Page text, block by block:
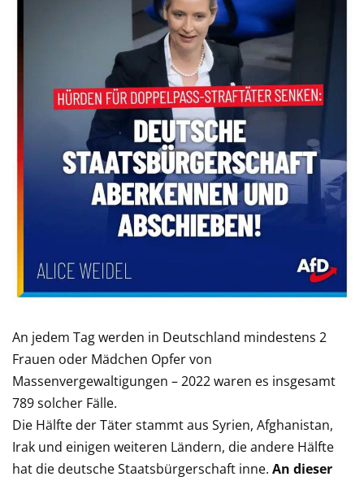
An jedem Tag werden in Deutschland mindestens 2
Frauen oder Mädchen Opfer von
Massenvergewaltigungen – 2022 waren es insgesamt
789 solcher Fälle.
Die Hälfte der Täter stammt aus Syrien, Afghanistan,
Irak und einigen weiteren Ländern, die andere Hälfte
hat die deutsche Staatsbürgerschaft inne. An dieser